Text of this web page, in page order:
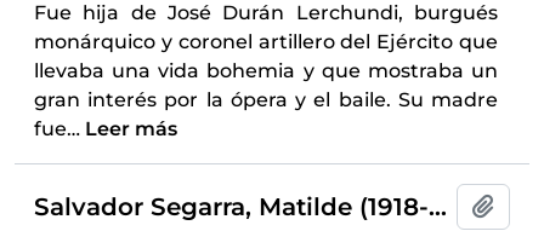
Fue hija de José Durán Lerchundi, burgués
monárquico y coronel artillero del Ejército que
llevaba una vida bohemia y que mostraba un
gran interés por la ópera y el baile. Su madre
fue… Leer más
Salvador Segarra, Matilde (1918-2007)